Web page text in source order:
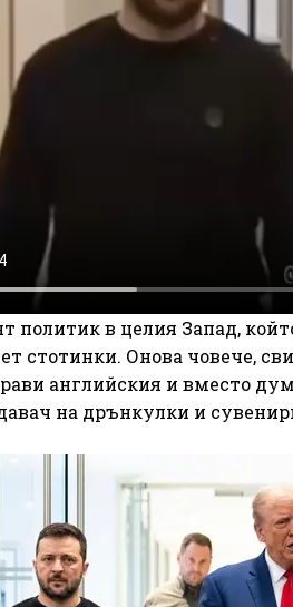
политик в целия Запад,
стотинки. Онова човече,
английския и вместо
на дрънкулки и